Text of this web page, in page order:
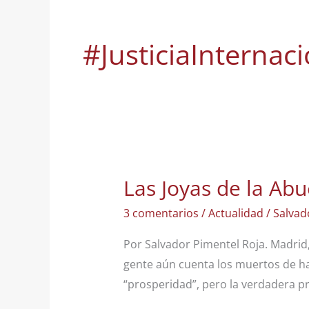
Las Joyas de la
3 comentarios /Actualidad /
Por Salvador Pimentel Roja.
gente aún cuenta los muertos de
“prosperidad”, pero la verdadera